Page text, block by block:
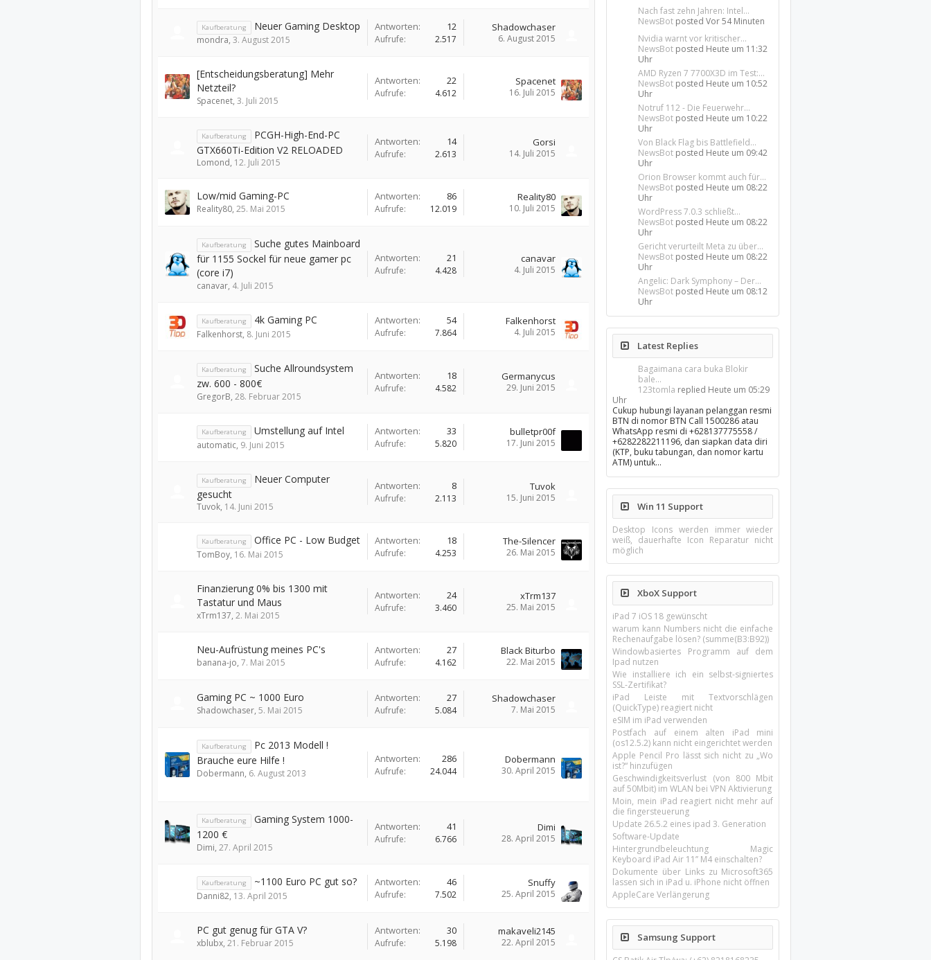
Kaufberatung Neuer Gaming Desktop
mondra, 3. August 2015
Antworten: 12
Aufrufe: 2.517
Shadowchaser
6. August 2015
[Entscheidungsberatung] Mehr
Netzteil?
Spacenet, 3. Juli 2015
Antworten: 22
Aufrufe: 4.612
Spacenet
16. Juli 2015
Kaufberatung
PCGH-High-End-PC
GTX660Ti-Edition V2 RELOADED
Lomond, 12. Juli 2015
Antworten: 14
Aufrufe: 2.613
Gorsi
14. Juli 2015
Low/mid Gaming-PC
Reality80, 25. Mai 2015
Antworten: 86
Aufrufe: 12.019
Reality80
10. Juli 2015
Kaufberatung
Suche gutes Mainboard
für 1155 Sockel für neue gamer pc
(core i7)
canavar, 4. Juli 2015
Antworten: 21
Aufrufe: 4.428
canavar
4. Juli 2015
Kaufberatung 4k Gaming PC
Falkenhorst, 8. Juni 2015
Antworten: 54
Aufrufe: 7.864
Falkenhorst
4. Juli 2015
Kaufberatung
Suche Allroundsystem
zw. 600 - 800€
GregorB, 28. Februar 2015
Antworten: 18
Aufrufe: 4.582
Germanycus
29. Juni 2015
Kaufberatung Umstellung auf Intel
automatic, 9. Juni 2015
Antworten: 33
Aufrufe: 5.820
bulletpr00f
17. Juni 2015
Kaufberatung
Neuer Computer
gesucht
Tuvok, 14. Juni 2015
Antworten: 8
Aufrufe: 2.113
Tuvok
15. Juni 2015
Kaufberatung Office PC - Low Budget
TomBoy, 16. Mai 2015
Antworten: 18
Aufrufe: 4.253
The-Silencer
26. Mai 2015
Finanzierung 0% bis 1300 mit
Tastatur und Maus
xTrm137, 2. Mai 2015
Antworten: 24
Aufrufe: 3.460
xTrm137
25. Mai 2015
Neu-Aufrüstung meines PC's
banana-jo, 7. Mai 2015
Antworten: 27
Aufrufe: 4.162
Black Biturbo
22. Mai 2015
Gaming PC ~ 1000 Euro
Shadowchaser, 5. Mai 2015
Antworten: 27
Aufrufe: 5.084
Shadowchaser
7. Mai 2015
Kaufberatung
Pc 2013 Modell !
Brauche eure Hilfe !
Dobermann, 6. August 2013
Antworten: 286
Aufrufe: 24.044
Dobermann
30. April 2015
Kaufberatung
Gaming System 1000-
1200 €
Dimi, 27. April 2015
Antworten: 41
Aufrufe: 6.766
Dimi
28. April 2015
Kaufberatung ~1100 Euro PC gut so?
Danni82, 13. April 2015
Antworten: 46
Aufrufe: 7.502
Snuffy
25. April 2015
PC gut genug für GTA V?
xblubx, 21. Februar 2015
Antworten: 30
Aufrufe: 5.198
makaveli2145
22. April 2015
Nach fast zehn Jahren: Intel...
NewsBot postedVor 54 Minuten
Nvidia warnt vor kritischer...
NewsBot posted Heute um 11:32
Uhr
AMD Ryzen 7 7700X3D im Test:...
NewsBot posted Heute um 10:52
Uhr
Notruf 112 - Die Feuerwehr...
NewsBot posted Heute um 10:22
Uhr
Von Black Flag bis Battlefield...
NewsBot posted Heute um 09:42
Uhr
Orion Browser kommt auch für...
NewsBot posted Heute um 08:22
Uhr
WordPress 7.0.3 schließt...
NewsBot posted Heute um 08:22
Uhr
Gericht verurteilt Meta zu über...
NewsBot posted Heute um 08:22
Uhr
Angelic: Dark Symphony – Der...
NewsBot posted Heute um 08:12
Uhr
Latest Replies
Bagaimana cara buka Blokir
bale...
123tomla replied Heute um 05:29
Uhr
Cukup hubungi layanan pelanggan resmi
BTN di nomor BTN Call 1500286 atau
WhatsApp resmi di +628137775558 /
+6282282211196, dan siapkan data diri
(KTP, buku tabungan, dan nomor kartu
ATM) untuk…
Win 11 Support
Desktop Icons werden immer wieder
weiß, dauerhafte Icon Reparatur nicht
möglich
XboX Support
iPad 7 iOS 18 gewünscht
warum kann Numbers nicht die einfache
Rechenaufgabe lösen? (summe(B3:B92))
Windowbasiertes Programm auf dem
Ipad nutzen
Wie installiere ich ein selbst-signiertes
SSL-Zertifikat?
iPad Leiste mit Textvorschlägen
(QuickType) reagiert nicht
eSIM im iPad verwenden
Postfach auf einem alten iPad mini
(os12.5.2) kann nicht eingerichtet werden
Apple Pencil Pro lässt sich nicht zu „Wo
ist?“ hinzufügen
Geschwindigkeitsverlust (von 800 Mbit
auf 50Mbit) im WLAN bei VPN Aktivierung
Moin, mein iPad reagiert nicht mehr auf
die fingersteuerung
Update 26.5.2 eines ipad 3. Generation
Software-Update
Hintergrundbeleuchtung Magic
Keyboard iPad Air 11’’ M4 einschalten?
Dokumente über Links zu Microsoft365
lassen sich in iPad u. iPhone nicht öffnen
AppleCare Verlängerung
Samsung Support